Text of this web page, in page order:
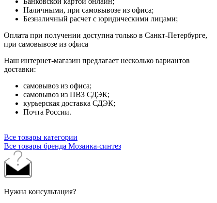
Наличными, при самовывозе из офиса;
Безналичный расчет с юридическими лицами;
Оплата при получении доступна только в Санкт-Петербурге,
при самовывозе из офиса
Наш интернет-магазин предлагает несколько вариантов
доставки:
самовывоз из офиса;
самовывоз из ПВЗ СДЭК;
курьерская доставка СДЭК;
Почта России.
Все товары категории
Все товары бренда Мозаика-синтез
Нужна консультация?